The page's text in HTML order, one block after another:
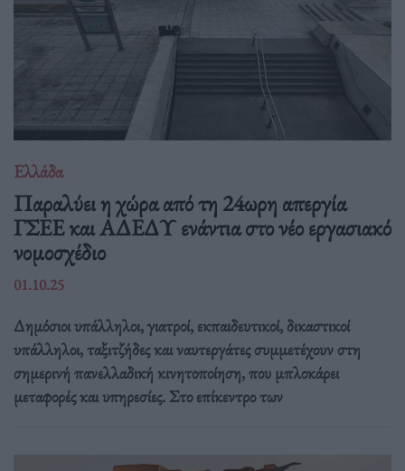
Ελλάδα
Παραλύει η χώρα από τη 24ωρη απεργία
ΓΣΕΕ και ΑΔΕΔΥ ενάντια στο νέο εργασιακό
νομοσχέδιο
01.10.25
Δημόσιοι υπάλληλοι, γιατροί, εκπαιδευτικοί, δικαστικοί
υπάλληλοι, ταξιτζήδες και ναυτεργάτες συμμετέχουν στη
σημερινή πανελλαδική κινητοποίηση, που μπλοκάρει
μεταφορές και υπηρεσίες. Στο επίκεντρο των